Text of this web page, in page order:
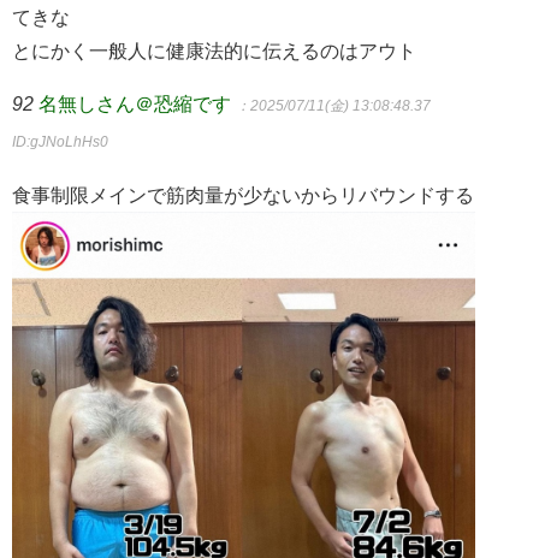
てきな
とにかく一般人に健康法的に伝えるのはアウト
92 名無しさん＠恐縮です ：2025/07/11(金) 13:08:48.37
ID:gJNoLhHs0
食事制限メインで筋肉量が少ないからリバウンドする